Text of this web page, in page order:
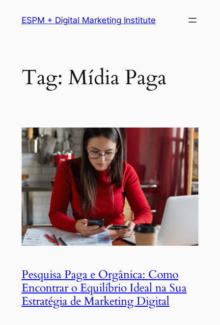
ESPM + Digital Marketing Institute
Tag: Mídia Paga
Pesquisa Paga e Orgânica: Como
Encontrar o Equilíbrio Ideal na Sua
Estratégia de Marketing Digital